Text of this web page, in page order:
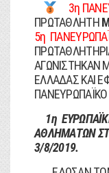
3η
ΠΡΩΤΑΘΛΗΤΗ
5η
ΑΓΩΝΙΣΤΗΚΑΝ
ΕΛΛΑΔΑΣ ΚΑΙ
1η
ΑΘΛΗΜΑΤΩΝ ΣΤΟ
3/8/2019.